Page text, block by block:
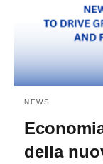
NEWS
della